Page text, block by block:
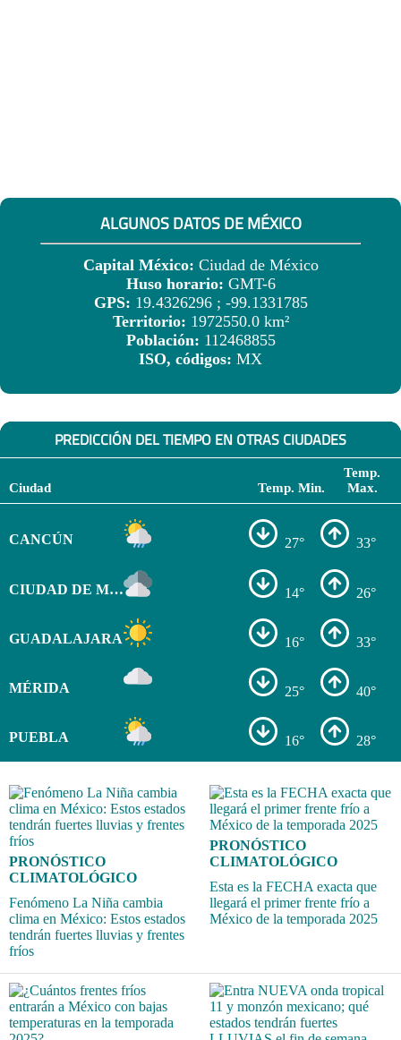
ALGUNOS DATOS DE MÉXICO
Capital México: Ciudad de México
Huso horario: GMT-6
GPS: 19.4326296 ; -99.1331785
Territorio: 1972550.0 km²
Población: 112468855
ISO, códigos: MX
PREDICCIÓN DEL TIEMPO EN OTRAS CIUDADES
Ciudad Temp. Min.
Temp.
Max.
CANCÚN 27° 33°
CIUDAD DE MÉXICO 14° 26°
GUADALAJARA 16° 33°
MÉRIDA 25° 40°
PUEBLA 16° 28°
PRONÓSTICO
CLIMATOLÓGICO
Fenómeno La Niña cambia
clima en México: Estos estados
tendrán fuertes lluvias y frentes
fríos
PRONÓSTICO
CLIMATOLÓGICO
Esta es la FECHA exacta que
llegará el primer frente frío a
México de la temporada 2025